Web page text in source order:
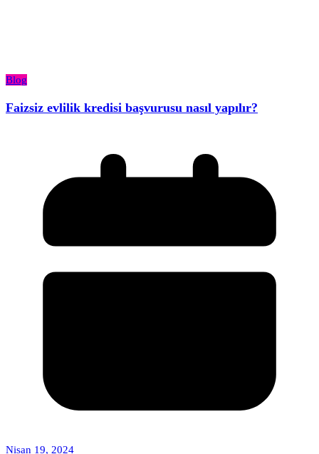
Blog
Faizsiz evlilik kredisi başvurusu nasıl yapılır?
Nisan 19, 2024